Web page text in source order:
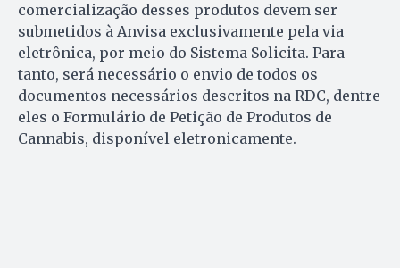
comercialização desses produtos devem ser
submetidos à Anvisa exclusivamente pela via
eletrônica, por meio do Sistema Solicita. Para
tanto, será necessário o envio de todos os
documentos necessários descritos na RDC, dentre
eles o Formulário de Petição de Produtos de
Cannabis, disponível eletronicamente.